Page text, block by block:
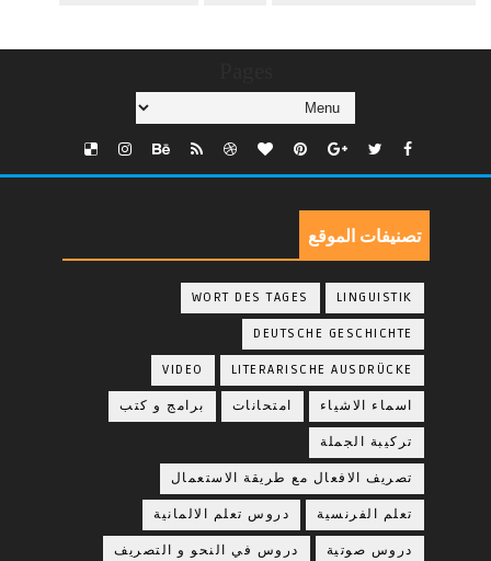
تصنيفات الموقع
LINGUISTIK
WORT DES TAGES
DEUTSCHE GESCHICHTE
LITERARISCHE AUSDRÜCKE
VIDEO
اسماء الاشياء امتحانات برامج و كتب
تركيبة الجملة
تصريف الافعال مع طريقة الاستعمال
تعلم الفرنسية دروس تعلم الالمانية
دروس صوتية دروس في النحو و التصريف